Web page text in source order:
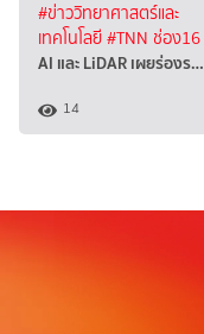
#ข่าววิทยาศาสตร์และ
เทคโนโลยี#TNN ช่อง16
AI และ LiDAR เผยร่องร…
14